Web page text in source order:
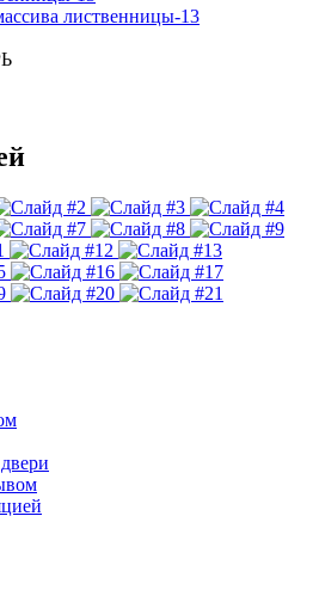
лиственницы-13